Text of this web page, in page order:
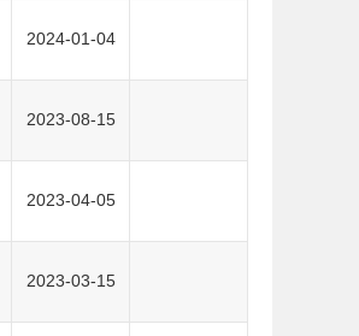
2024-01-04
2023-08-15
2023-04-05
2023-03-15